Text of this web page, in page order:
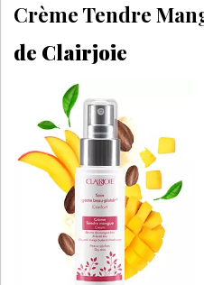
Crème Tendre
de Clairjoie